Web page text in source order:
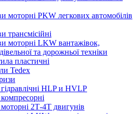
моторні PKW легкових автомобілів
трансмісійні
моторні LKW вантажівок,
та дорожньої техніки
пластичні
Tedex
HLP и HVLP
2Т-4Т двигунів